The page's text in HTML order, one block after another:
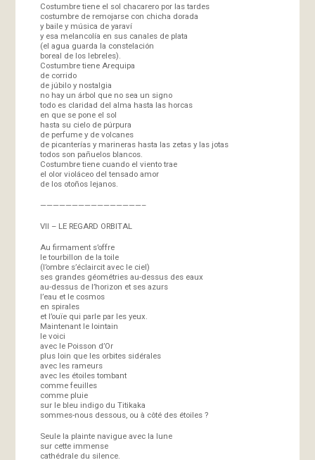
Costumbre tiene el sol chacarero por las tardes
costumbre de remojarse con chicha dorada
y baile y música de yaraví
y esa melancolía en sus canales de plata
(el agua guarda la constelación
boreal de los lebreles).
Costumbre tiene Arequipa
de corrido
de júbilo y nostalgia
no hay un árbol que no sea un signo
todo es claridad del alma hasta las horcas
en que se pone el sol
hasta su cielo de púrpura
de perfume y de volcanes
de picanterías y marineras hasta las zetas y las jotas
todos son pañuelos blancos.
Costumbre tiene cuando el viento trae
el olor violáceo del tensado amor
de los otoños lejanos.
————————————————–
VII – LE REGARD ORBITAL
Au firmament s’offre
le tourbillon de la toile
(l’ombre s’éclaircit avec le ciel)
ses grandes géométries au-dessus des eaux
au-dessus de l’horizon et ses azurs
l’eau et le cosmos
en spirales
et l’ouïe qui parle par les yeux.
Maintenant le lointain
le voici
avec le Poisson d’Or
plus loin que les orbites sidérales
avec les rameurs
avec les étoiles tombant
comme feuilles
comme pluie
sur le bleu indigo du Titikaka
sommes-nous dessous, ou à côté des étoiles ?
Seule la plainte navigue avec la lune
sur cette immense
cathédrale du silence.